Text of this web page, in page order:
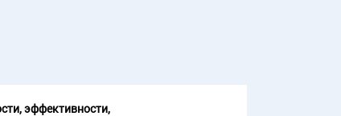
эффективности,